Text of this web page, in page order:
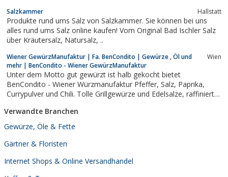
Salzkammer Hallstatt
Produkte rund ums Salz von Salzkammer. Sie können bei uns
alles rund ums Salz online kaufen! Vom Original Bad Ischler Salz
über Kräutersalz, Natursalz, ..
Wiener GewürzManufaktur | Fa. BenCondito | Gewürze , Öl und
mehr | BenCondito - Wiener GewürzManufaktur
Wien
Unter dem Motto gut gewürzt ist halb gekocht bietet
BenCondito - Wiener Würzmanufaktur Pfeffer, Salz, Paprika,
Currypulver und Chili. Tolle Grillgewürze und Edelsalze, raffinierte
Verwandte Branchen
Gewürze, Öle & Fette
Gärtner & Floristen
Internet Shops & Online Versandhandel